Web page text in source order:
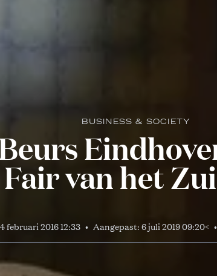
BUSINESS & SOCIETY
Fair van het
februari 2016 12:33 • Aangepast: 6 juli 2019 09:20< •